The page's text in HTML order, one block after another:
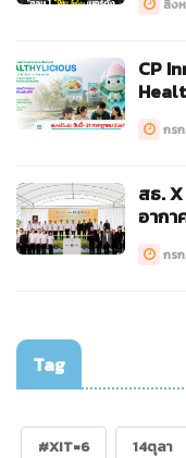
สิง
CP
กร
สธ.
อาก
กร
Tag
#XIT=6 14ตุลา